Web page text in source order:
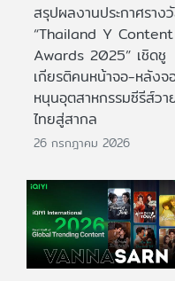
สรุปผลงานประกาศราง
“Thailand Y Content
Awards 2025” เชิดชู
เกียรติคนหน้าจอ-หลังจ
หนุนอุตสาหกรรมซีรีส์วา
ไทยสู่สากล
26 กรกฎาคม 2026